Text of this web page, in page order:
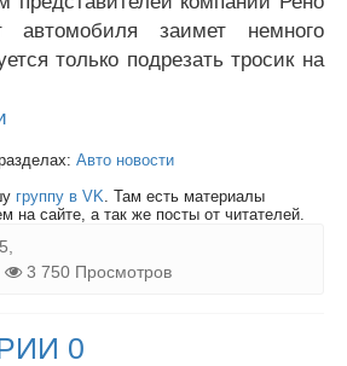
автомобиля заимет немного
только подрезать тросик на
Авто новости
группу в VK. Там есть материалы
на сайте, а так же посты от читателей.
3 750 Просмотров
0